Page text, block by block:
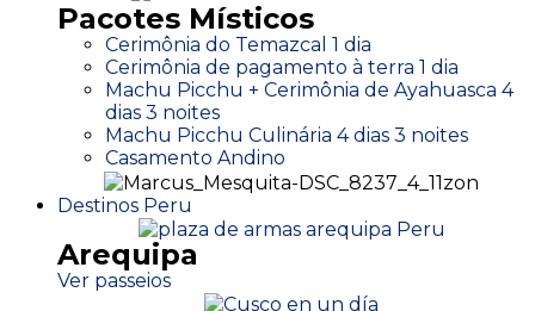
Pacotes Místicos
Cerimônia do Temazcal 1 dia
Cerimônia de pagamento à terra 1 dia
Machu Picchu + Cerimônia de Ayahuasca 4
dias 3 noites
Machu Picchu Culinária 4 dias 3 noites
Casamento Andino
Destinos Peru
Arequipa
Ver passeios